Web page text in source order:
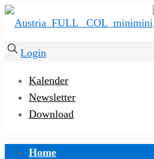
Login
Kalender
Newsletter
Download
Home